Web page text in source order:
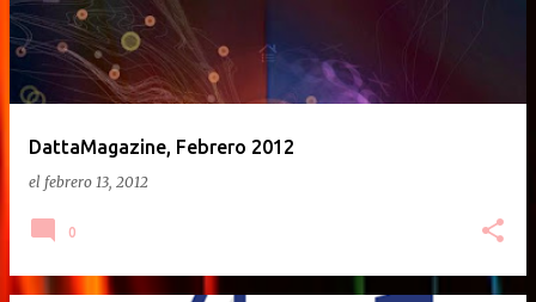
DattaMagazine, Febrero 2012
el febrero 13, 2012
0